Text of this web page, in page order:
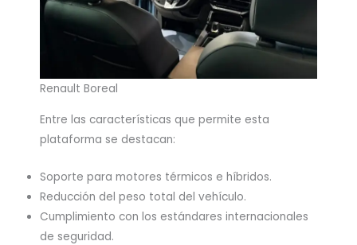
Renault Boreal
Entre las características que permite esta
plataforma se destacan:
Soporte para motores térmicos e híbridos.
Reducción del peso total del vehículo.
Cumplimiento con los estándares internacionales
de seguridad.